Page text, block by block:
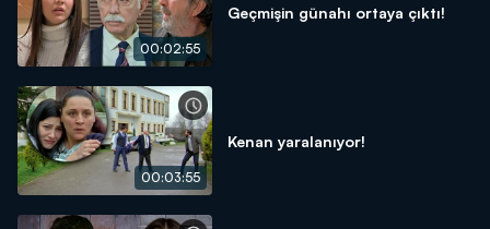
00:02:55
Geçmişin günahı ortaya çıktı!
00:03:55
Kenan yaralanıyor!